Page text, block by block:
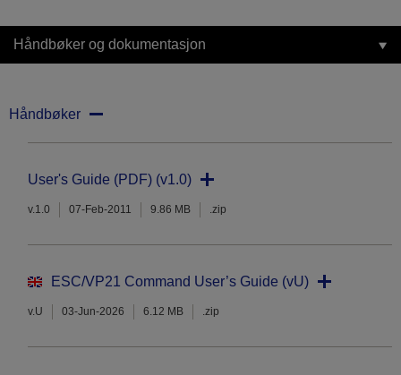
Håndbøker og dokumentasjon
Håndbøker
User's Guide (PDF) (v1.0)
v.1.0 07-Feb-2011 9.86 MB .zip
ESC/VP21 Command User’s Guide (vU)
v.U 03-Jun-2026 6.12 MB .zip